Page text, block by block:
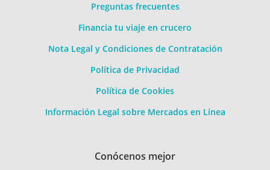
Preguntas frecuentes
Financia tu viaje en crucero
Nota Legal y Condiciones de Contratación
Política de Privacidad
Política de Cookies
Información Legal sobre Mercados en Línea
Conócenos mejor